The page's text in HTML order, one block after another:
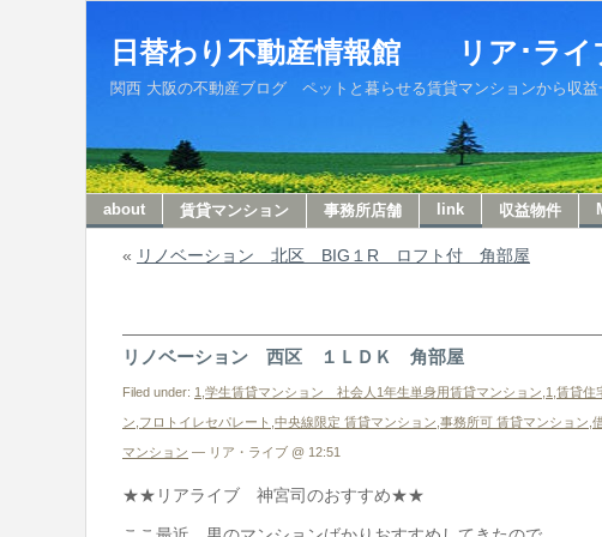
日替わり不動産情報館 リア･ライ
関西 大阪の不動産ブログ ペットと暮らせる賃貸マンションから
about 賃貸マンション 事務所店舗 link 収益物件
« リノベーション 北区 BIG１R ロフト付 角部屋
リノベーション 西区 １ＬＤＫ 角部屋
Filed under: 1,学生賃貸マンション 社会人1年生単身用賃貸マンション 1,賃貸住
ン フロトイレセパレート 中央線限定 賃貸マンション 事務所可 賃貸マンション
マンション — リア・ライブ @ 12:51
★★リアライブ 神宮司のおすすめ★★